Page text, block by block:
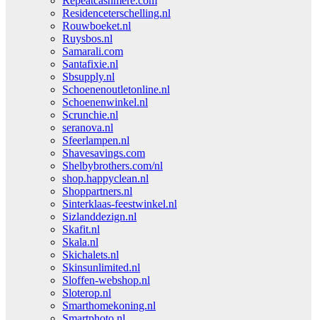
Residenceterschelling.nl
Rouwboeket.nl
Ruysbos.nl
Samarali.com
Santafixie.nl
Sbsupply.nl
Schoenenoutletonline.nl
Schoenenwinkel.nl
Scrunchie.nl
seranova.nl
Sfeerlampen.nl
Shavesavings.com
Shelbybrothers.com/nl
shop.happyclean.nl
Shoppartners.nl
Sinterklaas-feestwinkel.nl
Sizlanddezign.nl
Skafit.nl
Skala.nl
Skichalets.nl
Skinsunlimited.nl
Sloffen-webshop.nl
Sloterop.nl
Smarthomekoning.nl